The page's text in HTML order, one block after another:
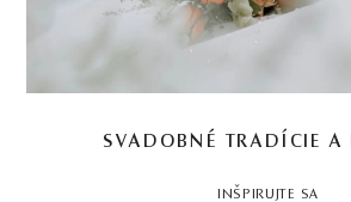
SVADOBNÉ TRADÍCIE A
INŠPIRUJTE SA